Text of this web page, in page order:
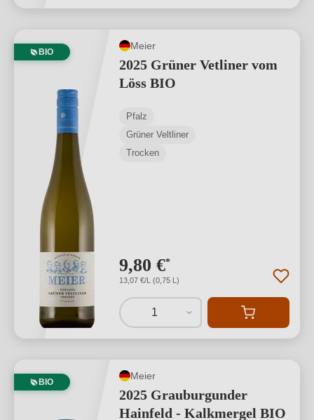
BIO
Meier
2025 Grüner Vetliner vom
Löss BIO
Pfalz
Grüner Veltliner
Trocken
9,80 €*
13,07 €/L (0,75 L)
1
BIO
Meier
2025 Grauburgunder
Hainfeld - Kalkmergel BIO